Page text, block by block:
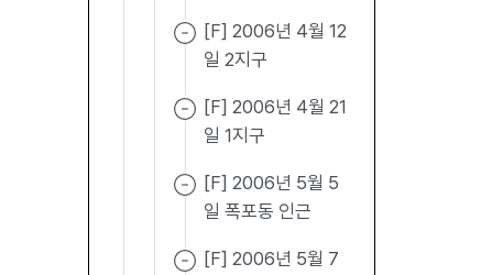
[F] 2006년 4월 12
일 2지구
[F] 2006년 4월 21
일 1지구
[F] 2006년 5월 5
일 폭포동 인근
[F] 2006년 5월 7